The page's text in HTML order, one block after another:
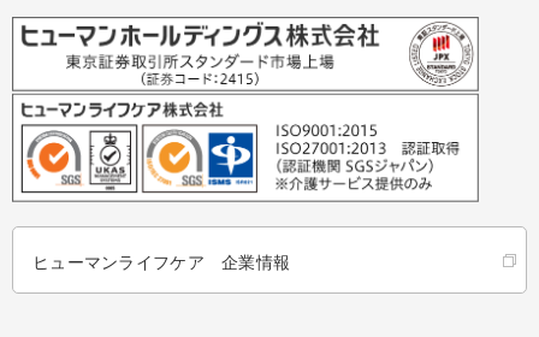
ヒューマンライフケア 企業情報